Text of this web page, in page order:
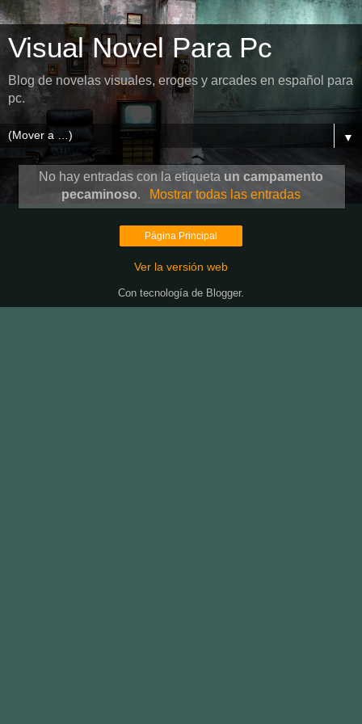
Visual Novel Para Pc
Blog de novelas visuales, eroges y arcades en español para
pc.
▼
No hay entradas con la etiqueta un campamento
pecaminoso. Mostrar todas las entradas
Página Principal
Ver la versión web
Con tecnología de Blogger.